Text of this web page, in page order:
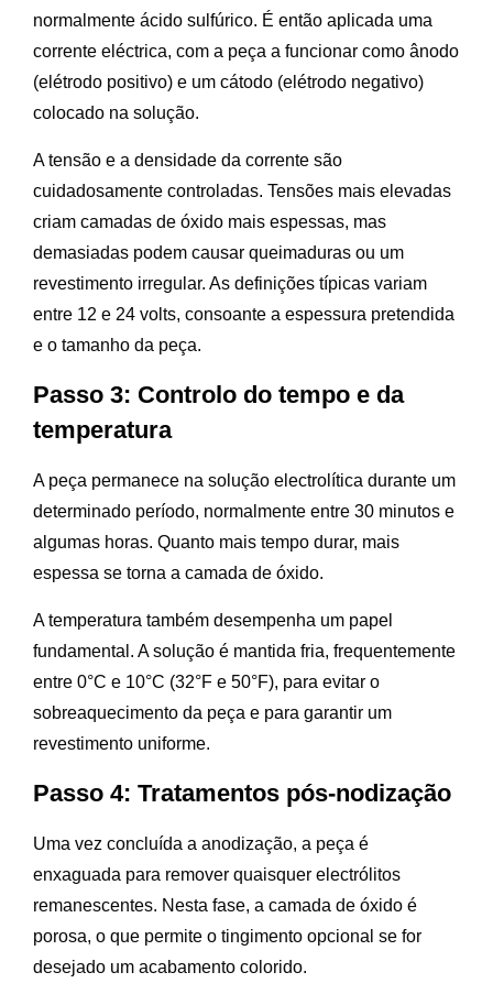
normalmente ácido sulfúrico. É então aplicada uma
corrente eléctrica, com a peça a funcionar como ânodo
(elétrodo positivo) e um cátodo (elétrodo negativo)
colocado na solução.
A tensão e a densidade da corrente são
cuidadosamente controladas. Tensões mais elevadas
criam camadas de óxido mais espessas, mas
demasiadas podem causar queimaduras ou um
revestimento irregular. As definições típicas variam
entre 12 e 24 volts, consoante a espessura pretendida
e o tamanho da peça.
Passo 3: Controlo do tempo e da
temperatura
A peça permanece na solução electrolítica durante um
determinado período, normalmente entre 30 minutos e
algumas horas. Quanto mais tempo durar, mais
espessa se torna a camada de óxido.
A temperatura também desempenha um papel
fundamental. A solução é mantida fria, frequentemente
entre 0°C e 10°C (32°F e 50°F), para evitar o
sobreaquecimento da peça e para garantir um
revestimento uniforme.
Passo 4: Tratamentos pós-nodização
Uma vez concluída a anodização, a peça é
enxaguada para remover quaisquer electrólitos
remanescentes. Nesta fase, a camada de óxido é
porosa, o que permite o tingimento opcional se for
desejado um acabamento colorido.